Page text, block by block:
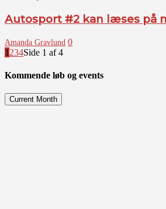
Autosport #2 kan læses på
Amanda Gravlund 0
1 234Side 1 af 4
Kommende løb og events
Current Month